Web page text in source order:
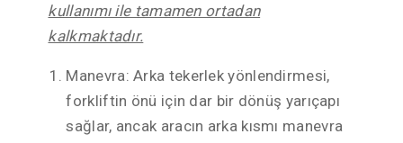
kullanımı ile tamamen ortadan
kalkmaktadır.
Manevra: Arka tekerlek yönlendirmesi,
forkliftin önü için dar bir dönüş yarıçapı
sağlar, ancak aracın arka kısmı manevra